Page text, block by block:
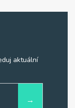
aktuální